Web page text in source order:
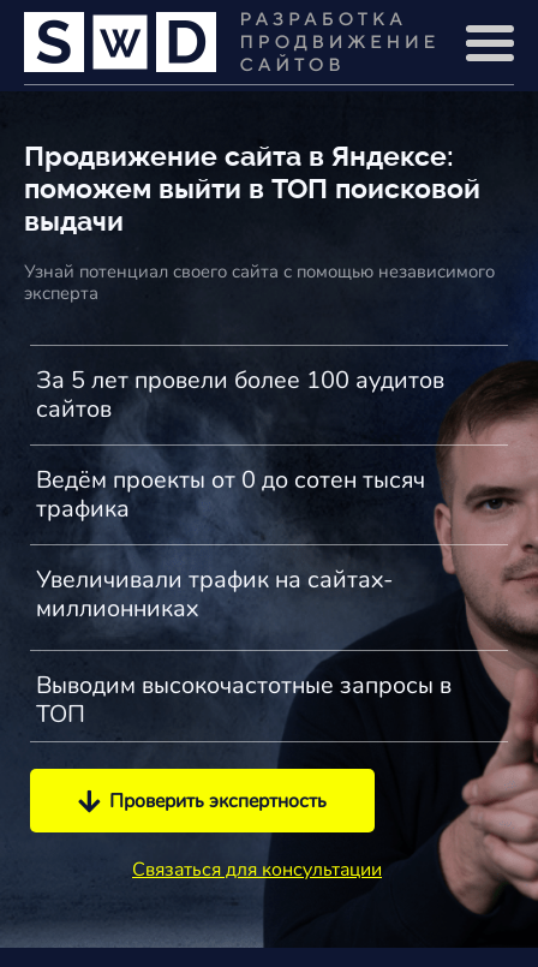
Продвижение сайта в Яндексе:
поможем выйти в ТОП поисковой
выдачи
Узнай потенциал своего сайта с помощью независимого
эксперта
За 5 лет провели более 100 аудитов
сайтов
Ведём проекты от 0 до сотен тысяч
трафика
Увеличивали трафик на сайтах-
миллионниках
Выводим высокочастотные запросы в
ТОП
Проверить экспертность
Связаться для консультации